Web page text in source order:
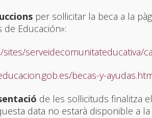
per sol·licitar la beca a la
Educación»:
sites/serveidecomunitateducativa/
becas-y-
de les sol·licituds finalitza
data no estarà disponible a